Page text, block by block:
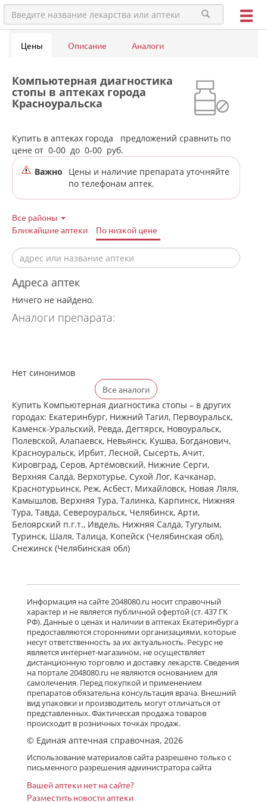
Цены Описание Аналоги
Компьютерная диагностика
стопы в аптеках города
Красноуральска
Купить в аптеках города
предложений сравнить по
цене от 0-00 до 0-00 руб.
Важно
Цены и наличие препарата уточняйте
по телефонам аптек.
Все районы
Ближайшие аптеки
По низкой цене
Адреса аптек
Ничего не найдено.
Аналоги препарата:
Нет синонимов
Все аналоги
Купить Компьютерная диагностика стопы – в других
городах: Екатеринбург, Нижний Тагил, Первоуральск,
Каменск-Уральский, Ревда, Дегтярск, Новоуральск,
Полевской, Алапаевск, Невьянск, Кушва, Богданович,
Красноуральск, Ирбит, Лесной, Сысерть, Ачит,
Кировград, Серов, Артёмовский, Нижние Cерги,
Верхняя Салда, Верхотурье, Сухой Лог, Качканар,
Краснотурьинск, Реж, Асбест, Михайловск, Новая Ляля,
Камышлов, Верхняя Тура, Талинка, Карпинск, Нижняя
Тура, Тавда, Североуральск, Челябинск, Арти,
Белоярский п.г.т., Ивдель, Нижняя Салда, Тугулым,
Туринск, Шаля, Талица, Копейск (Челябинская обл),
Снежинск (Челябинская обл)
Информация на сайте 2048080.ru носит справочный
характер и не является публичной офертой (ст. 437 ГК
РФ). Данные о ценах и наличии в аптеках Екатеринбурга
предоставляются сторонними организациями, которые
несут ответственность за их актуальность. Ресурс не
является интернет-магазином, не осуществляет
дистанционную торговлю и доставку лекарств. Сведения
на портале 2048080.ru не являются основанием для
самолечения. Перед покупкой и применением
препаратов обязательна консультация врача. Внешний
вид упаковки и производитель могут отличаться от
представленных. Фактическая продажа товаров
происходит в розничных точках продаж.
© Единая аптечная справочная, 2026
Использование материалов сайта разрешено только с
письменного разрешения администратора сайта
Вашей аптеки нет на сайте?
Разместить новости аптеки